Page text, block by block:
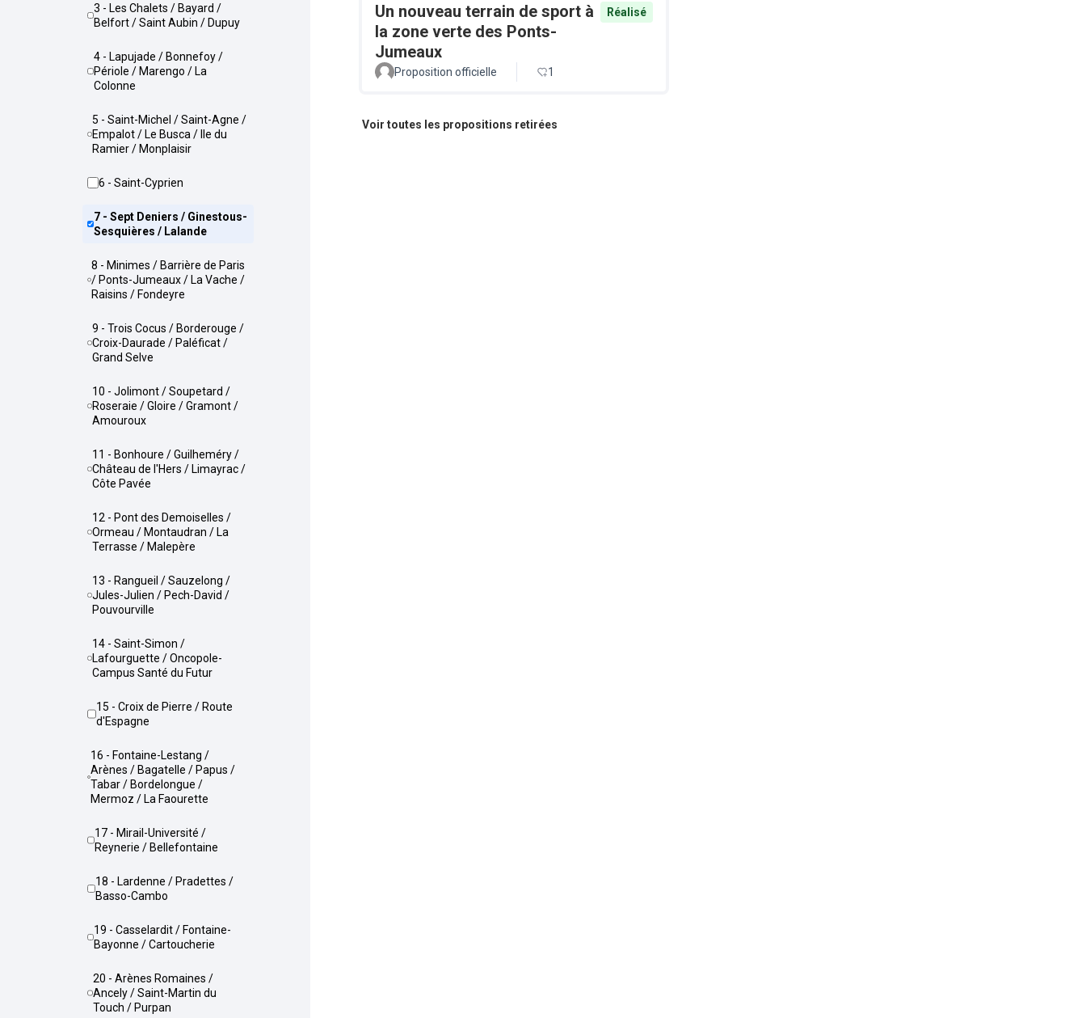
3 - Les Chalets / Bayard /
Belfort / Saint Aubin / Dupuy
4 - Lapujade / Bonnefoy /
Périole / Marengo / La
Colonne
5 - Saint-Michel / Saint-Agne /
Empalot / Le Busca / Ile du
Ramier / Monplaisir
6 - Saint-Cyprien
7 - Sept Deniers / Ginestous-
Sesquières / Lalande
8 - Minimes / Barrière de Paris
/ Ponts-Jumeaux / La Vache /
Raisins / Fondeyre
9 - Trois Cocus / Borderouge /
Croix-Daurade / Paléficat /
Grand Selve
10 - Jolimont / Soupetard /
Roseraie / Gloire / Gramont /
Amouroux
11 - Bonhoure / Guilheméry /
Château de l'Hers / Limayrac /
Côte Pavée
12 - Pont des Demoiselles /
Ormeau / Montaudran / La
Terrasse / Malepère
13 - Rangueil / Sauzelong /
Jules-Julien / Pech-David /
Pouvourville
14 - Saint-Simon /
Lafourguette / Oncopole-
Campus Santé du Futur
15 - Croix de Pierre / Route
d'Espagne
16 - Fontaine-Lestang /
Arènes / Bagatelle / Papus /
Tabar / Bordelongue /
Mermoz / La Faourette
17 - Mirail-Université /
Reynerie / Bellefontaine
18 - Lardenne / Pradettes /
Basso-Cambo
19 - Casselardit / Fontaine-
Bayonne / Cartoucherie
20 - Arènes Romaines /
Ancely / Saint-Martin du
Touch / Purpan
Un nouveau terrain de sport à
la zone verte des Ponts-
Jumeaux
Réalisé
Proposition officielle 1
Voir toutes les propositions retirées